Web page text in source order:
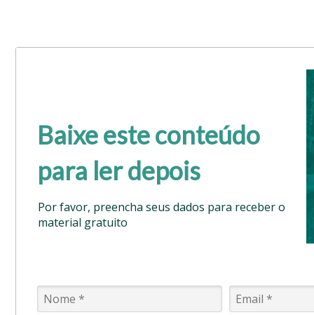
Baixe este conteúdo
para ler depois
Por favor, preencha seus dados para receber o
material gratuito